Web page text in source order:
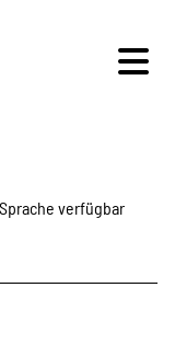
verfügbar